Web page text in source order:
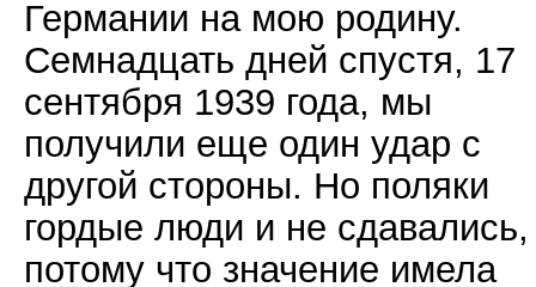
Германии на мою родину.
Семнадцать дней спустя, 17
сентября 1939 года, мы
получили еще один удар с
другой стороны. Но поляки
гордые люди и не сдавались,
потому что значение имела